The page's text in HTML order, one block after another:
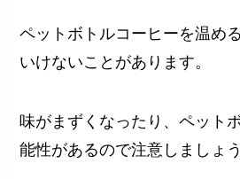
ペットボトルコーヒーを温め
いけないことがあります。
味がまずくなったり、ペット
能性があるので注意しましょう